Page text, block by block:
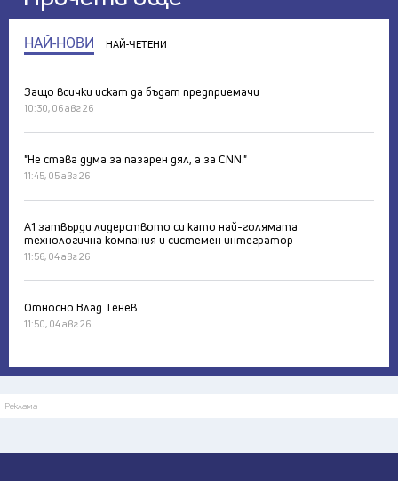
НАЙ-НОВИ НАЙ-ЧЕТЕНИ
Защо всички искат да бъдат предприемачи
10:30, 06 авг 26
"Не става дума за пазарен дял, а за CNN."
11:45, 05 авг 26
А1 затвърди лидерството си като най-голямата
технологична компания и системен интегратор
11:56, 04 авг 26
Относно Влад Тенев
11:50, 04 авг 26
Реклама